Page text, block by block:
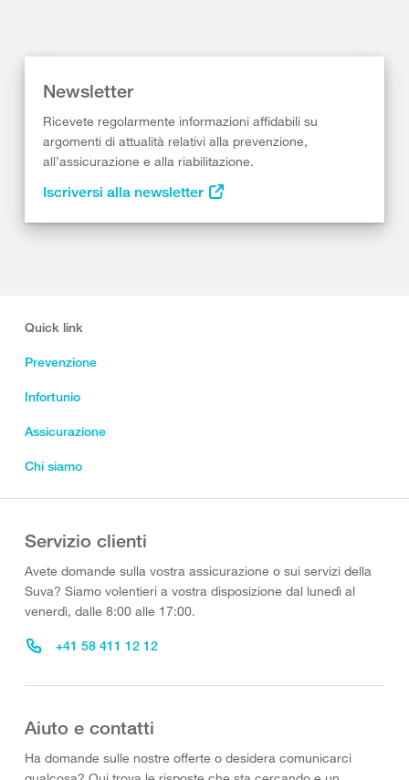
Newsletter
Ricevete regolarmente informazioni affidabili su
argomenti di attualità relativi alla prevenzione,
all’assicurazione e alla riabilitazione.
Iscriversi alla newsletter
Quick link
Prevenzione
Infortunio
Assicurazione
Chi siamo
Servizio clienti
Avete domande sulla vostra assicurazione o sui servizi della
Suva? Siamo volentieri a vostra disposizione dal lunedì al
venerdì, dalle 8:00 alle 17:00.
+41 58 411 12 12
Aiuto e contatti
Ha domande sulle nostre offerte o desidera comunicarci